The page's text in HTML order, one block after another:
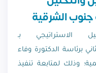
الشرقية
الاستراتيجي بـ
برئاسة الدكتورة وفاء
وذلك لمتابعة تنفيذ